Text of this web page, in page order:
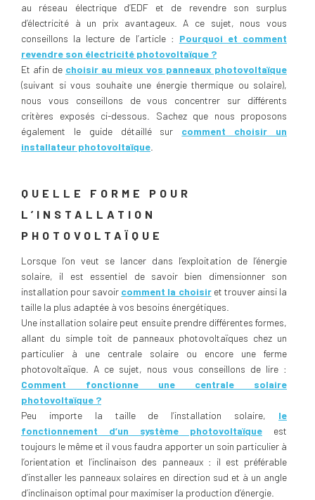
au réseau électrique d’EDF et de revendre son surplus
d’électricité à un prix avantageux. A ce sujet, nous vous
conseillons la lecture de l’article : Pourquoi et comment
revendre son électricité photovoltaïque ?
Et afin de choisir au mieux vos panneaux photovoltaïque
(suivant si vous souhaite une énergie thermique ou solaire),
nous vous conseillons de vous concentrer sur différents
critères exposés ci-dessous. Sachez que nous proposons
également le guide détaillé sur comment choisir un
installateur photovoltaïque
QUELLE FORME POUR
L’INSTALLATION
PHOTOVOLTAÏQUE
Lorsque l’on veut se lancer dans l’exploitation de l’énergie
solaire, il est essentiel de savoir bien dimensionner son
installation pour savoir comment la choisiret trouver ainsi la
taille la plus adaptée à vos besoins énergétiques.
Une installation solaire peut ensuite prendre différentes formes,
allant du simple toit de panneaux photovoltaïques chez un
particulier à une centrale solaire ou encore une ferme
photovoltaïque. A ce sujet, nous vous conseillons de lire :
Comment fonctionne une centrale solaire
photovoltaïque ?
Peu importe la taille de l’installation solaire, le
fonctionnement d’un système photovoltaïque est
toujours le même et il vous faudra apporter un soin particulier à
l’orientation et l’inclinaison des panneaux : il est préférable
d’installer les panneaux solaires en direction sud et à un angle
d’inclinaison optimal pour maximiser la production d’énergie.